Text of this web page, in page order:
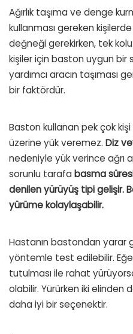
Ağırlık taşıma ve denge
kullanması gereken kişilerde
değneği gerekirken, tek
kişiler için baston uygun bir
yardımcı aracın taşıması
bir faktördür.
Baston kullanan pek çok
üzerine yük veremez. Diz
nedeniyle yük verince ağrı
sorunlu tarafa basma
denilen yürüyüş tipi gelişir.
yürüme kolaylaşabilir.
Hastanın bastondan
yöntemle test edilebilir.
tutulması ile rahat
olabilir. Yürürken iki
daha iyi bir seçenektir.